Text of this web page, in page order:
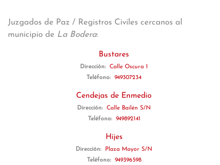
Juzgados de Paz / Registros Civiles cercanos al
municipio de La Bodera:
Bustares
Dirección:
Calle Oscura 1
Teléfono:
949307234
Cendejas de Enmedio
Dirección:
Calle Bailén S/N
Teléfono:
949892141
Hijes
Dirección:
Plaza Mayor S/N
Teléfono:
949396598